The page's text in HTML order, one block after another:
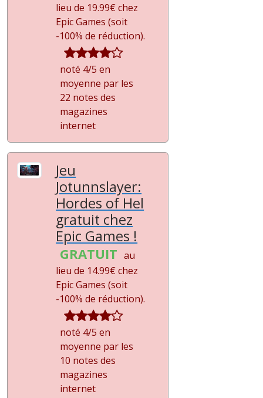
lieu de 19.99€ chez
Epic Games (soit
-100% de réduction).
noté 4/5 en
moyenne par les
22 notes des
magazines
internet
Jeu
Jotunnslayer:
Hordes of Hel
gratuit chez
Epic Games !
GRATUIT au
lieu de 14.99€ chez
Epic Games (soit
-100% de réduction).
noté 4/5 en
moyenne par les
10 notes des
magazines
internet